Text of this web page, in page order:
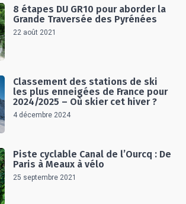
8 étapes DU GR10 pour aborder la
Grande Traversée des Pyrénées
22 août 2021
Classement des stations de ski
les plus enneigées de France pour
2024/2025 – Où skier cet hiver ?
4 décembre 2024
Piste cyclable Canal de l’Ourcq : De
Paris à Meaux à vélo
25 septembre 2021